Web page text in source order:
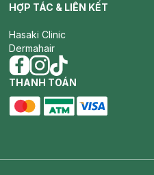
HỢP TÁC & LIÊN KẾT
Hasaki Clinic
Dermahair
facebook
instagram
tiktok
THANH TOÁN